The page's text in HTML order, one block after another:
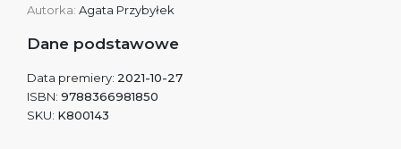
Autorka: Agata Przybyłek
Dane podstawowe
Data premiery: 2021-10-27
ISBN: 9788366981850
SKU: K800143